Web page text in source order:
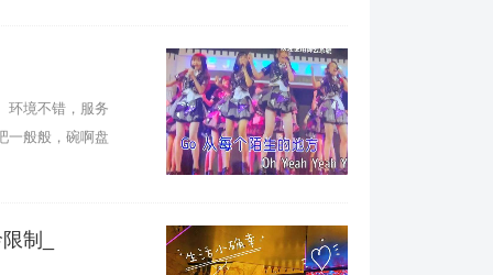
境不错，服务
一般般，碗啊盘
制_